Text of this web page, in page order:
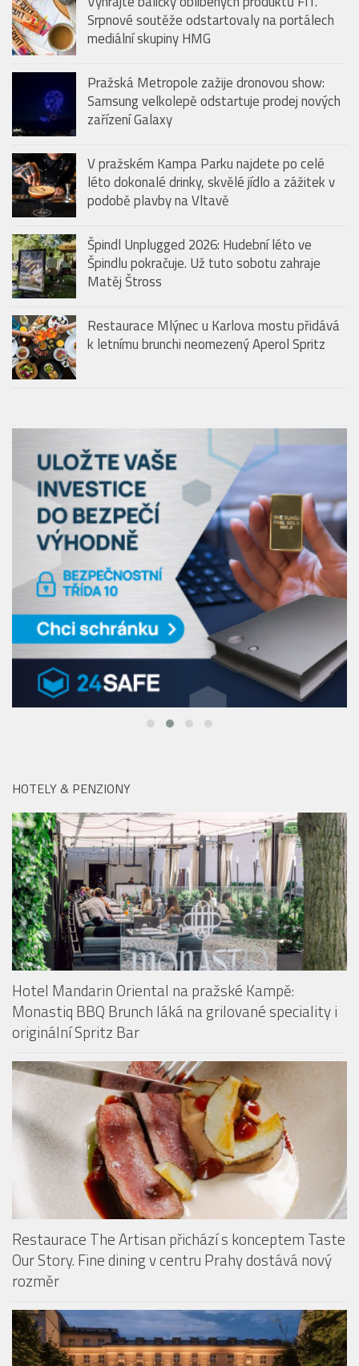
Srpnové soutěže odstartovaly na portálech
mediální skupiny HMG
Pražská Metropole zažije dronovou show:
Samsung velkolepě odstartuje prodej nových
zařízení Galaxy
V pražském Kampa Parku najdete po celé
léto dokonalé drinky, skvělé jídlo a zážitek v
podobě plavby na Vltavě
Špindl Unplugged 2026: Hudební léto ve
Špindlu pokračuje. Už tuto sobotu zahraje
Matěj Štross
Restaurace Mlýnec u Karlova mostu přidává
k letnímu brunchi neomezený Aperol Spritz
HOTELY & PENZIONY
Hotel Mandarin Oriental na pražské Kampě:
Monastiq BBQ Brunch láká na grilované speciality i
originální Spritz Bar
Restaurace The Artisan přichází s konceptem Taste
Our Story. Fine dining v centru Prahy dostává nový